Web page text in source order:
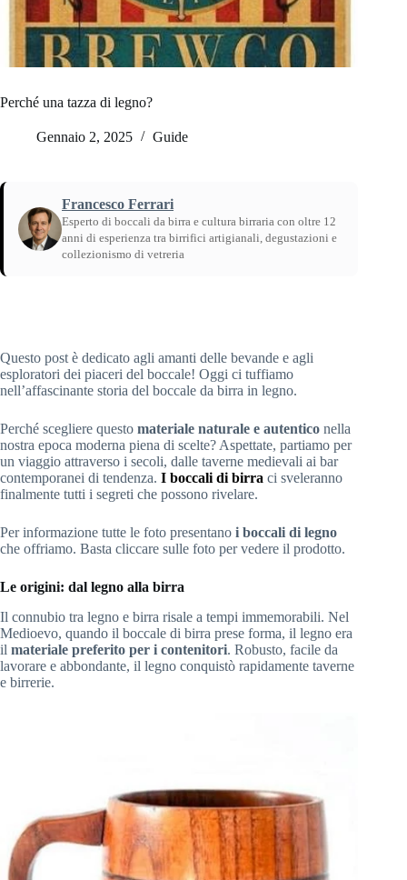
Perché una tazza di legno?
Gennaio 2, 2025 Guide
Francesco Ferrari
Esperto di boccali da birra e cultura birraria con oltre 12
anni di esperienza tra birrifici artigianali, degustazioni e
collezionismo di vetreria
Questo post è dedicato agli amanti delle bevande e agli
esploratori dei piaceri del boccale! Oggi ci tuffiamo
nell’affascinante storia del boccale da birra in legno.
Perché scegliere questo materiale naturale e autentico nella
nostra epoca moderna piena di scelte? Aspettate, partiamo per
un viaggio attraverso i secoli, dalle taverne medievali ai bar
contemporanei di tendenza. I boccali di birra ci sveleranno
finalmente tutti i segreti che possono rivelare.
Per informazione tutte le foto presentano i boccali di legno
che offriamo. Basta cliccare sulle foto per vedere il prodotto.
Le origini: dal legno alla birra
Il connubio tra legno e birra risale a tempi immemorabili. Nel
Medioevo, quando il boccale di birra prese forma, il legno era
il materiale preferito per i contenitori. Robusto, facile da
lavorare e abbondante, il legno conquistò rapidamente taverne
e birrerie.